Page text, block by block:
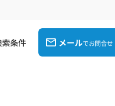
条件 メールでお問合せ